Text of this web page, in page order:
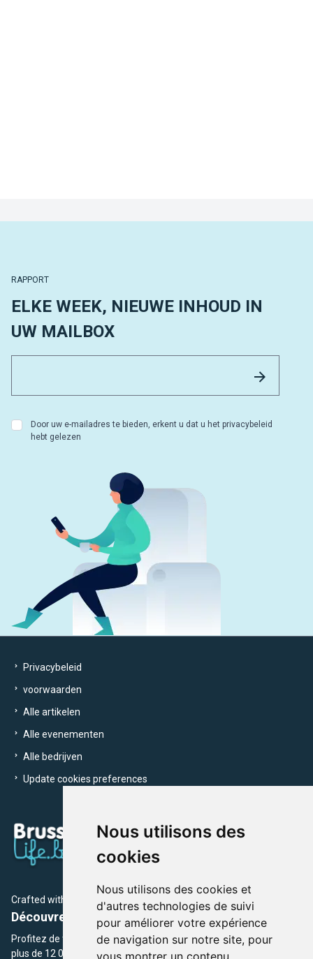
Nous utilisons des
cookies
Nous utilisons des cookies et
d'autres technologies de suivi
pour améliorer votre expérience
de navigation sur notre site, pour
vous montrer un contenu
RAPPORT
ELKE WEEK, NIEUWE INHOUD IN
UW MAILBOX
Door uw e-mailadres te bieden, erkent u dat u het privacybeleid
hebt gelezen
Privacybeleid
voorwaarden
Alle artikelen
Alle evenementen
Alle bedrijven
Update cookies preferences
Crafted with by Brusselslife Team
Découvrez plus de 12 000 adresses et événements
Profitez de toutes les sections de BrusselsLife.be et découvrez
plus de 12 000 adresses et un grand choix d'événements,